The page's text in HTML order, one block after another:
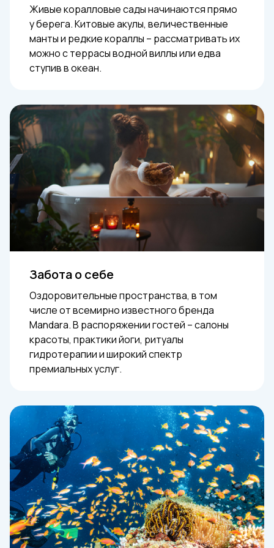
Живые коралловые сады начинаются прямо
у берега. Китовые акулы, величественные
манты и редкие кораллы – рассматривать их
можно с террасы водной виллы или едва
ступив в океан.
Забота о себе
Оздоровительные пространства, в том
числе от всемирно известного бренда
Mandara. В распоряжении гостей – салоны
красоты, практики йоги, ритуалы
гидротерапии и широкий спектр
премиальных услуг.